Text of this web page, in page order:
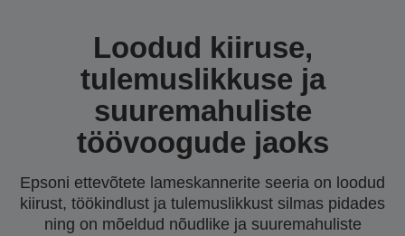
Loodud kiiruse,
tulemuslikkuse ja
suuremahuliste
töövoogude jaoks
Epsoni ettevõtete lameskannerite seeria on loodud
kiirust, töökindlust ja tulemuslikkust silmas pidades
ning on mõeldud nõudlike ja suuremahuliste